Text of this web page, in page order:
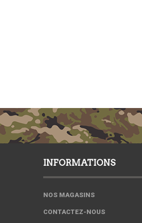
INFORMATIONS
NOS MAGASINS
CONTACTEZ-NOUS